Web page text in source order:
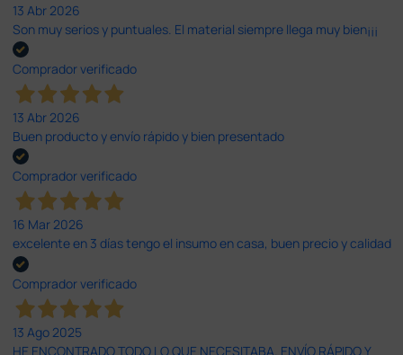
13 Abr 2026
Son muy serios y puntuales. El material siempre llega muy bien¡¡¡
Comprador verificado
13 Abr 2026
Buen producto y envío rápido y bien presentado
Comprador verificado
16 Mar 2026
excelente en 3 días tengo el insumo en casa, buen precio y calidad
Comprador verificado
13 Ago 2025
HE ENCONTRADO TODO LO QUE NECESITABA. ENVÍO RÁPIDO Y